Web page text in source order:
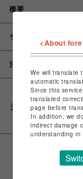
概要
サイズ
注意事項
シェアする
<About
We will translate
automatic
Since this
translated
page before
In addition, we
indirect damage
understanding in